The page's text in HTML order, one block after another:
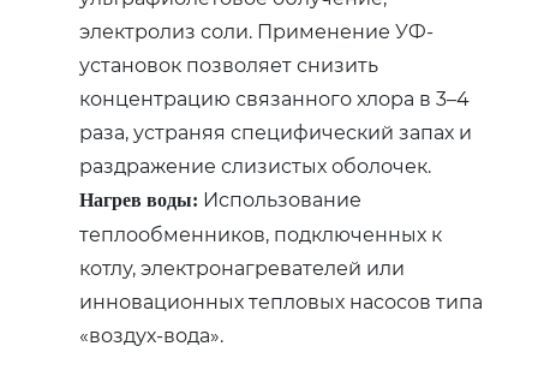
электролиз соли. Применение УФ-
установок позволяет снизить
концентрацию связанного хлора в 3–4
раза, устраняя специфический запах и
раздражение слизистых оболочек.
Нагрев воды: Использование
теплообменников, подключенных к
котлу, электронагревателей или
инновационных тепловых насосов типа
«воздух-вода».